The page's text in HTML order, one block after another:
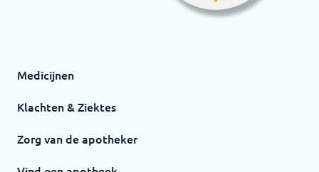
Medicijnen
Klachten & Ziektes
Zorg van de apotheker